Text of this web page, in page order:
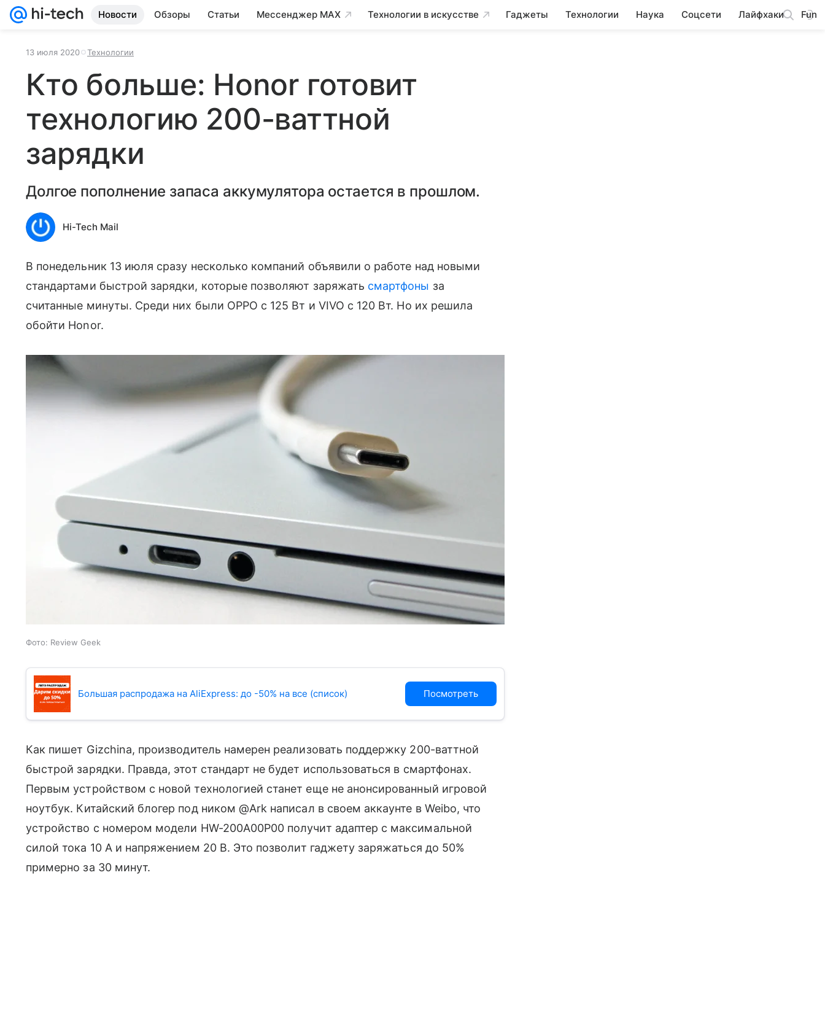
Новости Обзоры Статьи Мессенджер MAX Технологии в искусстве Гаджеты Технологии Наука Соцсети Лайфхаки Fun
13 июля 2020 Технологии
Кто больше: Honor готовит
технологию 200-ваттной
зарядки
Долгое пополнение запаса аккумулятора остается в прошлом.
Hi-Tech Mail
В понедельник 13 июля сразу несколько компаний объявили о работе над новыми
стандартами быстрой зарядки, которые позволяют заряжать смартфоны за
считанные минуты. Среди них были OPPO с 125 Вт и VIVO с 120 Вт. Но их решила
обойти Honor.
Фото: Review Geek
Большая распродажа на AliExpress: до -50% на все (список) Посмотреть
Как пишет Gizchina, производитель намерен реализовать поддержку 200-ваттной
быстрой зарядки. Правда, этот стандарт не будет использоваться в смартфонах.
Первым устройством с новой технологией станет еще не анонсированный игровой
ноутбук. Китайский блогер под ником @Ark написал в своем аккаунте в Weibo, что
устройство с номером модели HW-200A00P00 получит адаптер с максимальной
силой тока 10 А и напряжением 20 В. Это позволит гаджету заряжаться до 50%
примерно за 30 минут.